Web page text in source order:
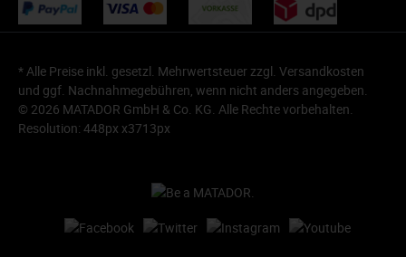
* Alle Preise inkl. gesetzl. Mehrwertsteuer zzgl. Versandkosten
und ggf. Nachnahmegebühren, wenn nicht anders angegeben.
© 2026 MATADOR GmbH & Co. KG. Alle Rechte vorbehalten.
Resolution: 448px x3713px